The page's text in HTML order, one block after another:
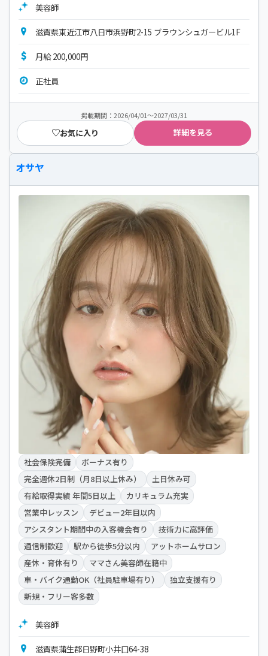
美容師
滋賀県東近江市八日市浜野町2-15 ブラウンシュガービル1F
月給 200,000円
正社員
掲載期間：2026/04/01～2027/03/31
お気に入り 詳細を見る
オサヤ
社会保険完備
ボーナス有り
完全週休2日制（月8日以上休み）
土日休み可
有給取得実績 年間5日以上
カリキュラム充実
営業中レッスン
デビュー2年目以内
アシスタント期間中の入客機会有り
技術力に高評価
通信制歓迎
駅から徒歩5分以内
アットホームサロン
産休・育休有り
ママさん美容師在籍中
車・バイク通勤OK（社員駐車場有り）
独立支援有り
新規・フリー客多数
美容師
滋賀県蒲生郡日野町小井口64-38